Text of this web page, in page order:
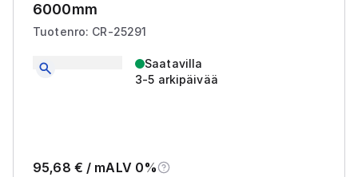
6000mm
Tuotenro: CR-25291
Saatavilla
3-5 arkipäivää
95,68 € / mALV 0%